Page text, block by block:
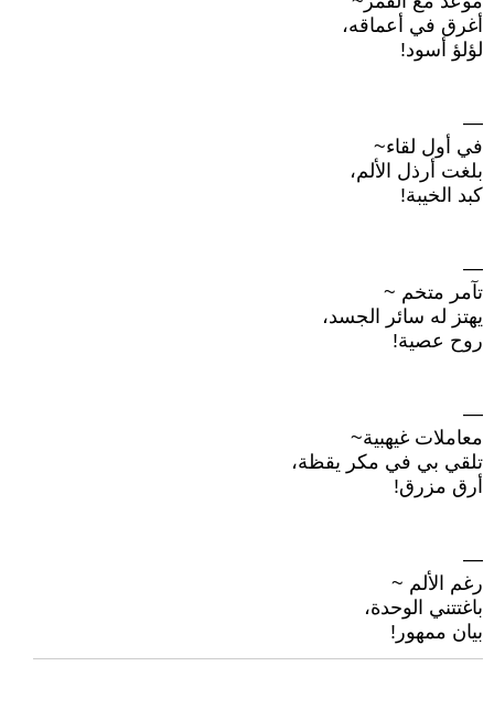
أغرق في أعماقه،
لؤلؤ أسود!
—
في أول لقاء~
بلغت أرذل الألم،
كبد الخيبة!
—
تآمر متخم ~
يهتز له سائر الجسد،
روح عصية!
—
معاملات غيهبية~
تلقي بي في مكر يقظة،
أرق مزرق!
—
رغم الألم ~
باغتتني الوحدة،
بيان ممهور!